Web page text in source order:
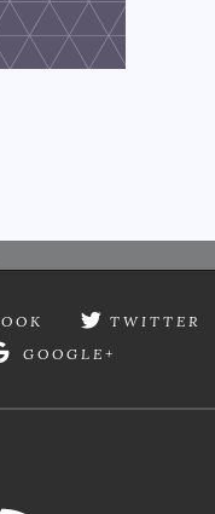
TWITTER
GOOGLE+